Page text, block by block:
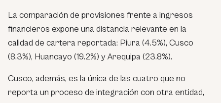
La comparación de provisiones frente a ingresos
financieros expone una distancia relevante en la
calidad de cartera reportada: Piura (4.5%), Cusco
(8.3%), Huancayo (19.2%) y Arequipa (23.8%).
Cusco, además, es la única de las cuatro que no
reporta un proceso de integración con otra entidad,